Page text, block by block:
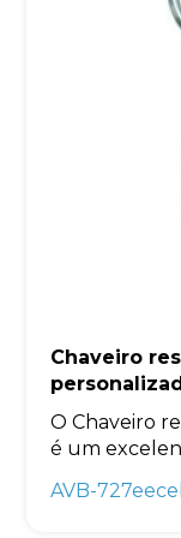
Chaveiro
O Chaveiro
é um
AVB-